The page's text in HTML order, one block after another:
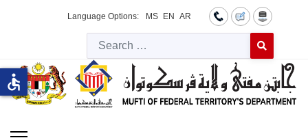
Language Options: MS EN AR
Type 2 or
accessible